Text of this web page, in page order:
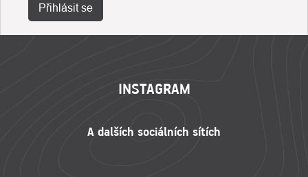
Přihlásit se
INSTAGRAM